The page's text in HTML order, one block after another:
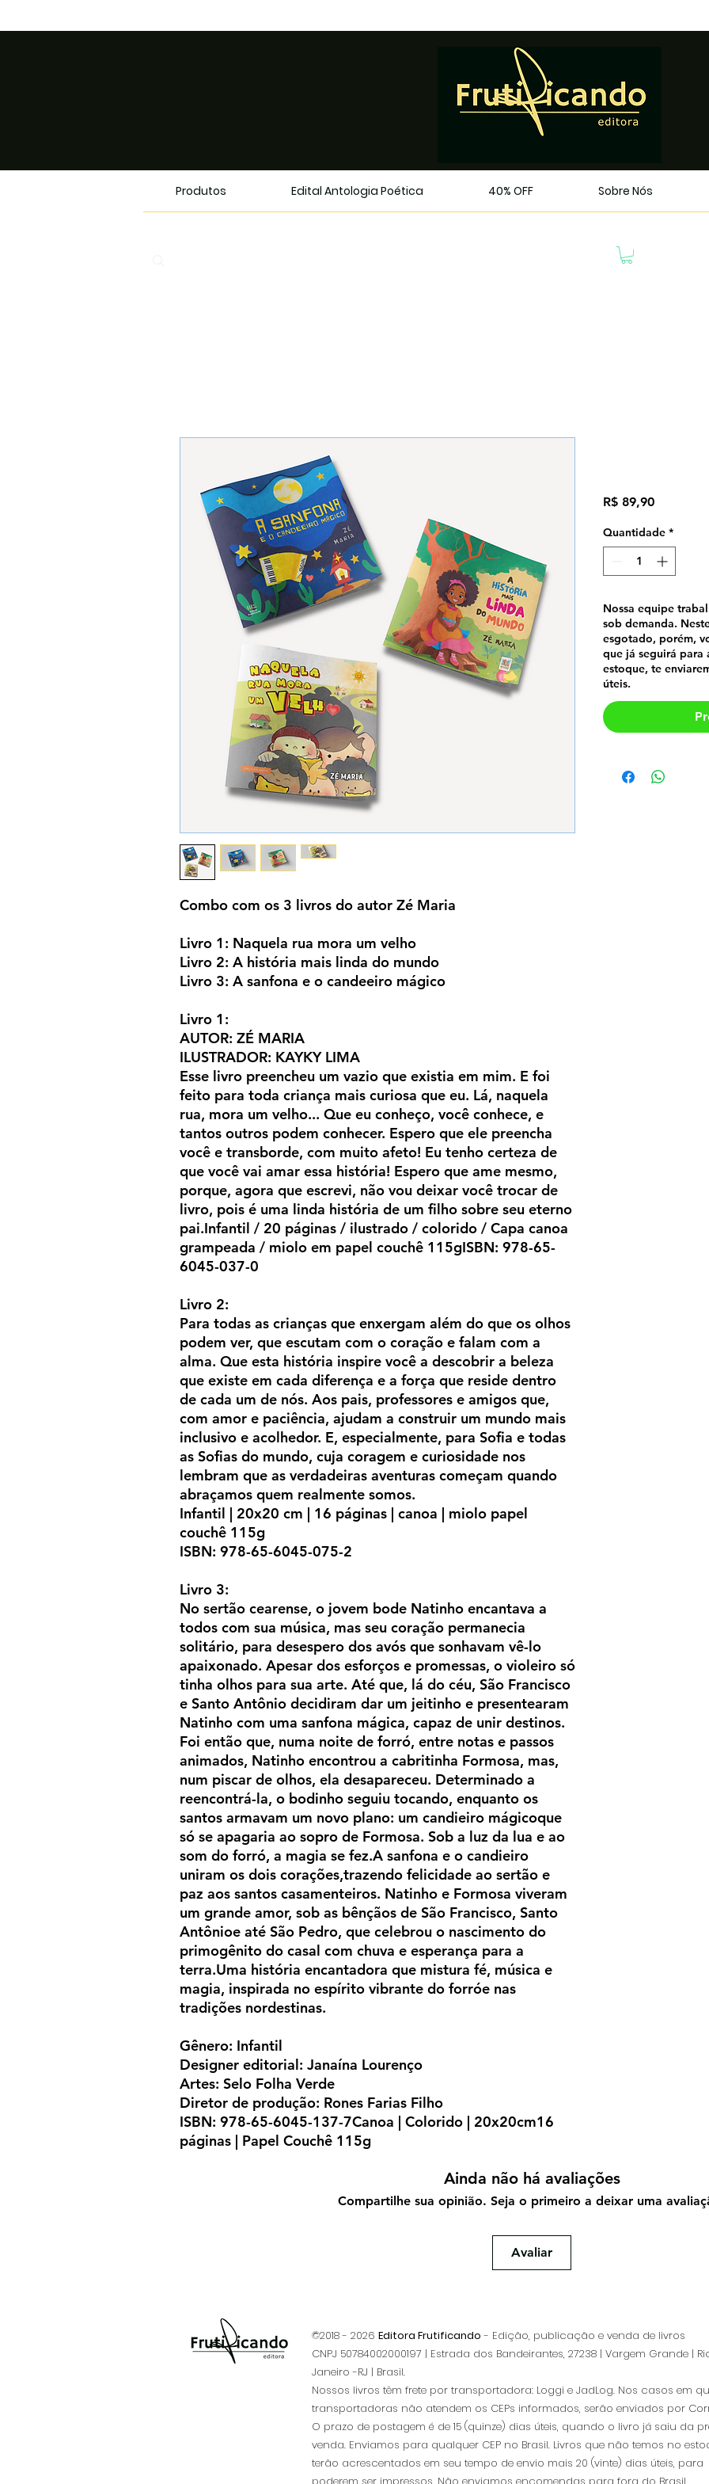
Produtos Edital Antologia Poética 40% OFF Sobre Nós
Combo com os 3 livros do autor Zé Maria
Livro 1: Naquela rua mora um velho
Livro 2: A história mais linda do mundo
Livro 3: A sanfona e o candeeiro mágico
Livro 1:
AUTOR: ZÉ MARIA
ILUSTRADOR: KAYKY LIMA
Esse livro preencheu um vazio que existia em mim. E foi
feito para toda criança mais curiosa que eu. Lá, naquela
rua, mora um velho... Que eu conheço, você conhece, e
tantos outros podem conhecer. Espero que ele preencha
você e transborde, com muito afeto! Eu tenho certeza de
que você vai amar essa história! Espero que ame mesmo,
porque, agora que escrevi, não vou deixar você trocar de
livro, pois é uma linda história de um filho sobre seu eterno
pai.Infantil / 20 páginas / ilustrado / colorido / Capa canoa
grampeada / miolo em papel couchê 115gISBN: 978-65-
6045-037-0
Livro 2:
Para todas as crianças que enxergam além do que os olhos
podem ver, que escutam com o coração e falam com a
alma. Que esta história inspire você a descobrir a beleza
que existe em cada diferença e a força que reside dentro
de cada um de nós. Aos pais, professores e amigos que,
com amor e paciência, ajudam a construir um mundo mais
inclusivo e acolhedor. E, especialmente, para Sofia e todas
as Sofias do mundo, cuja coragem e curiosidade nos
lembram que as verdadeiras aventuras começam quando
abraçamos quem realmente somos.
Infantil | 20x20 cm | 16 páginas | canoa | miolo papel
couchê 115g
ISBN: 978-65-6045-075-2
Livro 3:
No sertão cearense, o jovem bode Natinho encantava a
todos com sua música, mas seu coração permanecia
solitário, para desespero dos avós que sonhavam vê-lo
apaixonado. Apesar dos esforços e promessas, o violeiro só
tinha olhos para sua arte. Até que, lá do céu, São Francisco
e Santo Antônio decidiram dar um jeitinho e presentearam
Natinho com uma sanfona mágica, capaz de unir destinos.
Foi então que, numa noite de forró, entre notas e passos
animados, Natinho encontrou a cabritinha Formosa, mas,
num piscar de olhos, ela desapareceu. Determinado a
reencontrá-la, o bodinho seguiu tocando, enquanto os
santos armavam um novo plano: um candieiro mágicoque
só se apagaria ao sopro de Formosa. Sob a luz da lua e ao
som do forró, a magia se fez.A sanfona e o candieiro
uniram os dois corações,trazendo felicidade ao sertão e
paz aos santos casamenteiros. Natinho e Formosa viveram
um grande amor, sob as bênçãos de São Francisco, Santo
Antônioe até São Pedro, que celebrou o nascimento do
primogênito do casal com chuva e esperança para a
terra.Uma história encantadora que mistura fé, música e
magia, inspirada no espírito vibrante do forróe nas
tradições nordestinas.
Gênero: Infantil
Designer editorial: Janaína Lourenço
Artes: Selo Folha Verde
Diretor de produção: Rones Farias Filho
ISBN: 978-65-6045-137-7Canoa | Colorido | 20x20cm16
páginas | Papel Couchê 115g
R$ 89,90Preço
Quantidade *
Nossa equipe
sob demanda.
esgotado, porém,
que já seguirá para
estoque, te
úteis.
Ainda não há avaliações
Compartilhe sua opinião. Seja o primeiro a deixar uma
Avaliar
©2018 - 2026 Editora Frutificando - Edição, publicação e venda de livros
CNPJ 50784002000197 | Estrada dos Bandeirantes, 27238 | Vargem Grande |
Janeiro -RJ | Brasil.
​Nossos livros têm frete por transportadora: Loggi e JadLog. Nos casos em
transportadoras não atendem os CEPs informados, serão enviados por
O prazo de postagem é de 15 (quinze) dias úteis, quando o livro já saiu da
venda. Enviamos para qualquer CEP no Brasil. Livros que não temos no
terão acrescentados em seu tempo de envio mais 20 (vinte) dias úteis, para